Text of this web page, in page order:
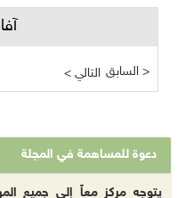
< التالي السابق >
دعوة للمساهمة في المجلة
يتوجه مركز معاً إلى جميع